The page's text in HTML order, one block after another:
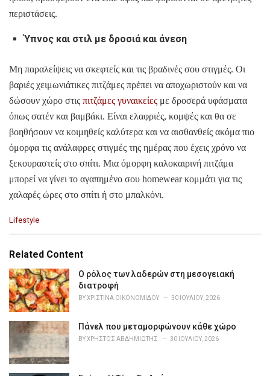
περιστάσεις.
Ύπνος και στιλ με δροσιά και άνεση
Μη παραλείψεις να σκεφτείς και τις βραδινές σου στιγμές. Οι
βαριές χειμωνιάτικες πιτζάμες πρέπει να αποχωριστούν και να
δώσουν χώρο στις πιτζάμες γυναικείες με δροσερά υφάσματα
όπως σατέν και βαμβάκι. Είναι ελαφριές, κομψές και θα σε
βοηθήσουν να κοιμηθείς καλύτερα και να αισθανθείς ακόμα πιο
όμορφα τις ανάλαφρες στιγμές της ημέρας που έχεις χρόνο να
ξεκουραστείς στο σπίτι. Μια όμορφη καλοκαιρινή πιτζάμα
μπορεί να γίνει το αγαπημένο σου homewear κομμάτι για τις
χαλαρές ώρες στο σπίτι ή στο μπαλκόνι.
C
e
o
r
i
e
Lifestyle
Related Content
Ο ρόλος των λαδερών στη μεσογειακή
διατροφή
BYΧΡΙΣΤΊΝΑ ΟΙΚΟΝΟΜΊΔΟΥ 30 ΙΟΥΛΊΟΥ, 2026
Πάνελ που μεταμορφώνουν κάθε χώρο
BYΧΡΉΣΤΟΣ ΑΒΔΗΜΙΏΤΗΣ 30 ΙΟΥΛΊΟΥ, 2026